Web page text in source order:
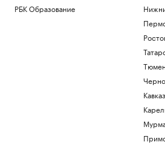
РБК Образование
Кавказ